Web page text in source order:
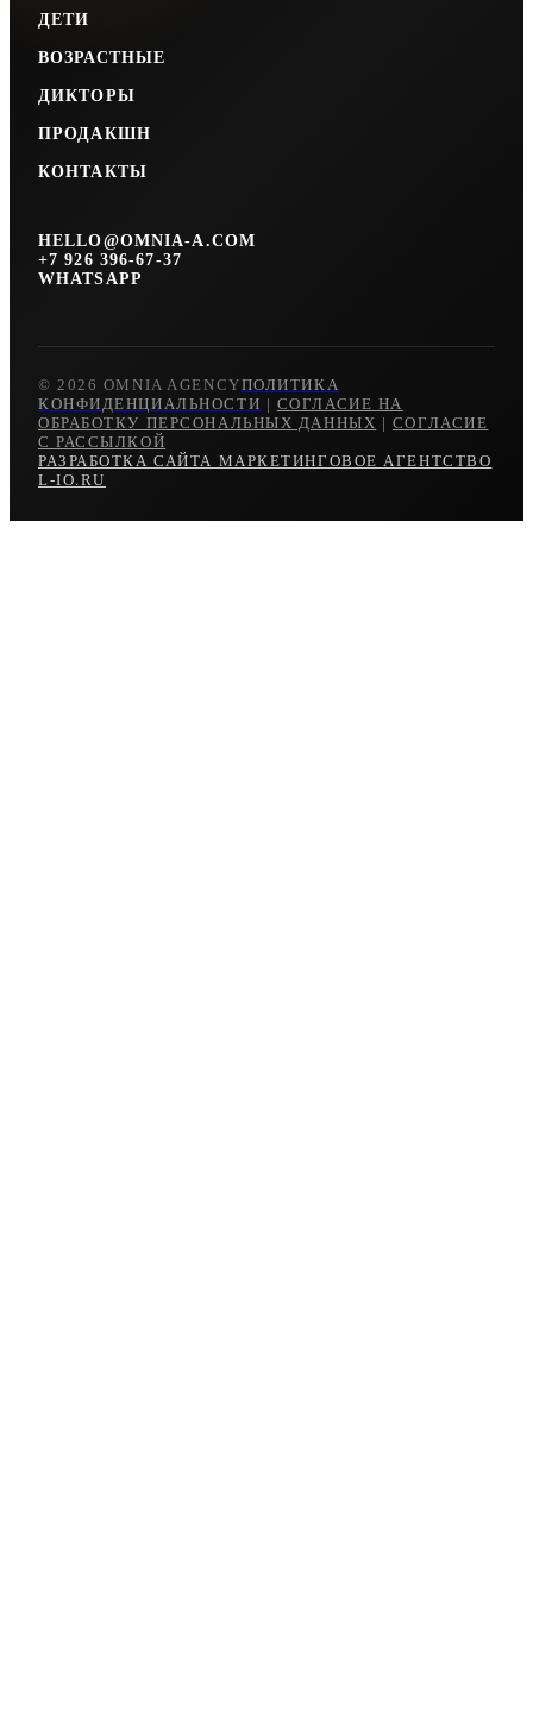
ДЕТИ
ВОЗРАСТНЫЕ
ДИКТОРЫ
ПРОДАКШН
КОНТАКТЫ
HELLO@OMNIA-A.COM
+7 926 396-67-37
WHATSAPP
© 2026 OMNIA AGENCYПОЛИТИКА
КОНФИДЕНЦИАЛЬНОСТИ | СОГЛАСИЕ НА
ОБРАБОТКУ ПЕРСОНАЛЬНЫХ ДАННЫХ | СОГЛАСИЕ
С РАССЫЛКОЙ
РАЗРАБОТКА САЙТА МАРКЕТИНГОВОЕ АГЕНТСТВО
L-IO.RU